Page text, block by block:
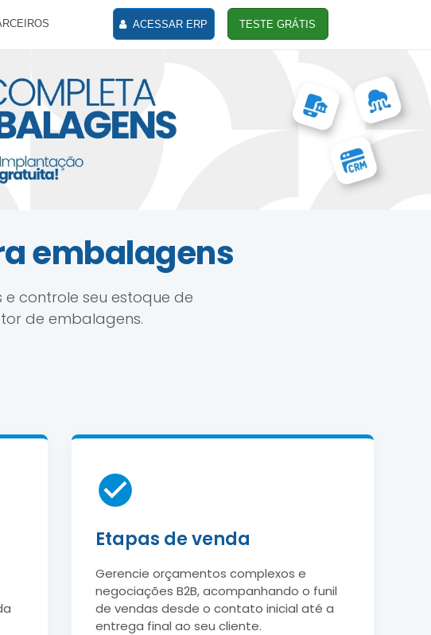
ACESSAR ERP TESTE GRÁTIS
embalagens
controle seu estoque de
de embalagens.
Etapas de venda
Gerencie orçamentos complexos e
negociações B2B, acompanhando o funil
de vendas desde o contato inicial até a
entrega final ao seu cliente.